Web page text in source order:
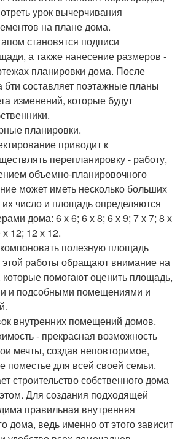
урок вычерчивания
на плане дома.
становятся подписи
а также нанесение размеров -
планировки дома. После
бти составляет поэтажные планы
изменений, которые будут
планировки.
приводит к
перепланировку - работу,
объемно-планировочного
может иметь несколько больших
их число и площадь определяются
дома: 6 х 6; 6 х 8; 6 х 9; 7 х 7; 8 х
12; 12 х 12.
полезную площадь
этой работы обращают внимание на
помогают оценить площадь,
и подсобными помещениями и
внутренних помещений домов.
- прекрасная возможность
мечты, создав неповторимое,
поместье для всей своей семьи.
строительство собственного дома
Для создания подходящей
правильная внутренняя
дома, ведь именно от этого зависит